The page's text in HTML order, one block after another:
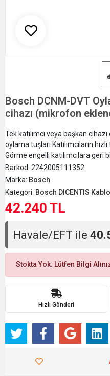
Bosch DCNM-DVT
cihazı (mikrofon
Tek katılımcı veya başkan
oylama tuşları Katılımcıların
Görme engelli katılımcılara
Barkod: 2242005111352
Marka: Bosch
Kategori: Bosch DICENTIS
42.240 TL
Havale/EFT ile
Stokta Yok. Lütfen Bilgi
Hızlı Gönderi